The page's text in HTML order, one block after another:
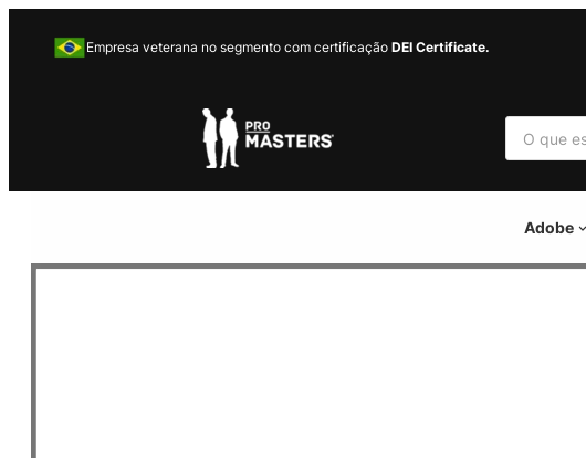
Empresa veterana no segmento com certificação DEI Certificate.
P
s
u
r
Adobe